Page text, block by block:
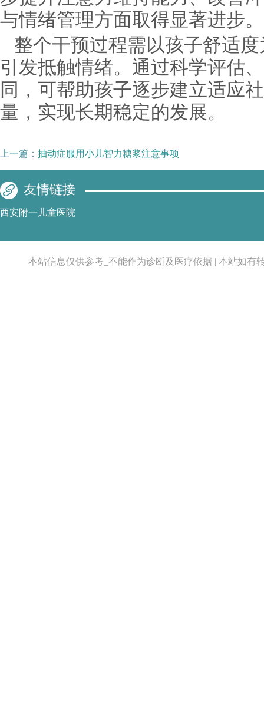
与情绪管理方面取得显著进步。
整个干预过程需以孩子舒适
引发抵触情绪。通过科学评估
同，可帮助孩子逐步建立适应
量，实现长期稳定的发展。
上一篇： 抽动症服用小儿智力糖浆注意事项
友情链接
西安附一儿童医院
本站信息仅供参考_不能作为诊断及医疗依据 | 本站如